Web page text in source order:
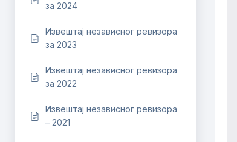
за 2024
Извештај независног ревизора
за 2023
Извештај независног ревизора
за 2022
Извештај независног ревизора
– 2021